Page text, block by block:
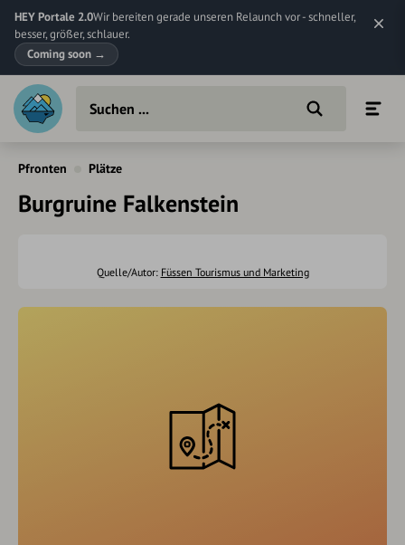
HEY Portale 2.0Wir bereiten gerade unseren Relaunch vor - schneller,
besser, größer, schlauer.
Coming soon →
Pfronten Plätze
Burgruine Falkenstein
Quelle/Autor: Füssen Tourismus und Marketing